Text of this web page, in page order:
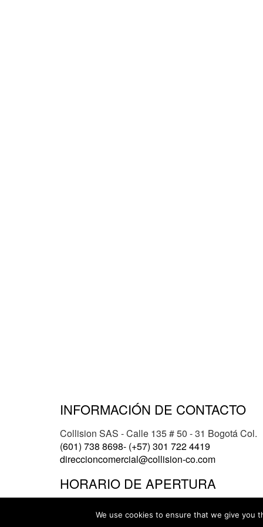
INFORMACIÓN DE CONTACTO
Collision SAS - Calle 135 # 50 - 31 Bogotá Col.
(601) 738 8698- (+57) 301 722 4419
direccioncomercial@collision-co.com
HORARIO DE APERTURA
©2020 Collision -Todos los derechos
We use cookies to ensure that we give you